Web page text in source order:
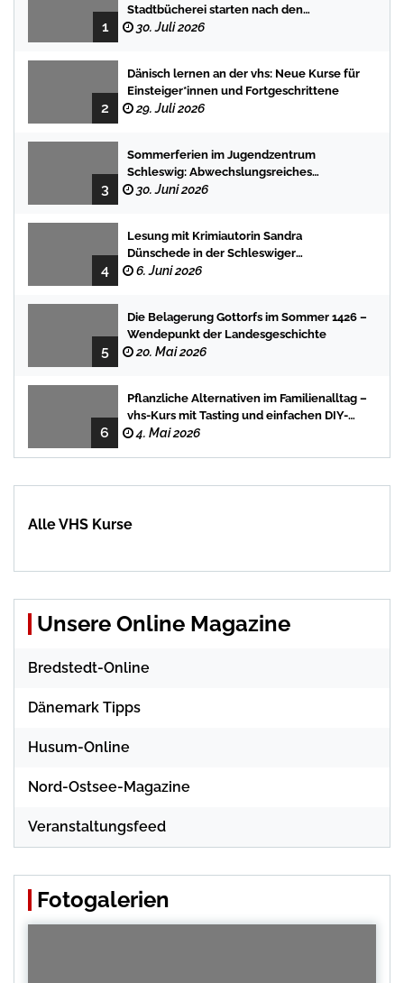
1
Stadtbücherei starten nach den
Sommerferien mit spannenden
30. Juli 2026
2
Dänisch lernen an der vhs: Neue Kurse für
Einsteiger*innen und Fortgeschrittene
29. Juli 2026
3
Sommerferien im Jugendzentrum
Schleswig: Abwechslungsreiches
Programm für Kinder und Jugendliche
30. Juni 2026
4
Lesung mit Krimiautorin Sandra
Dünschede in der Schleswiger
Stadtbücherei
6. Juni 2026
5
Die Belagerung Gottorfs im Sommer 1426 –
Wendepunkt der Landesgeschichte
20. Mai 2026
6
Pflanzliche Alternativen im Familienalltag –
vhs-Kurs mit Tasting und einfachen DIY-
Rezepten
4. Mai 2026
Alle VHS Kurse
Unsere Online Magazine
Bredstedt-Online
Dänemark Tipps
Husum-Online
Nord-Ostsee-Magazine
Veranstaltungsfeed
Fotogalerien